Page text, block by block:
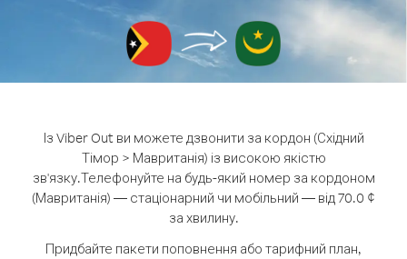
Із Viber Out ви можете дзвонити за кордон (Східний
Тімор > Мавританія) із високою якістю
зв'язку.Телефонуйте на будь-який номер за кордоном
(Мавританія) — стаціонарний чи мобільний — від 70.0 ¢
за хвилину.
Придбайте пакети поповнення або тарифний план,